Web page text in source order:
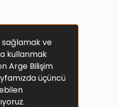
sağlamak ve
kullanmak
Arge Bilişim
üçüncü
Politikası